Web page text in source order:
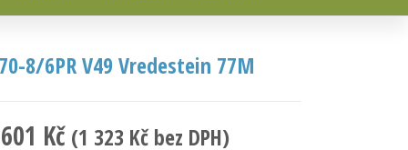
8/6PR V49 Vredestein 77M
Kč (1 323 Kčbez DPH)